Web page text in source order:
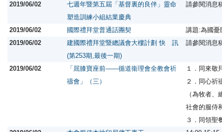
2019/06/02
七週年暨第五屆「基督裏的良伴」靈命
塑造訓練小組結業慶典
請參閱消息
2019/06/02 國際禮拜堂普通話團契
講題:為國
2019/06/02
建國際禮拜堂暨總議會大樓計劃 快 訊
(第253期,最後一期)
請參閱消息
2019/06/02
「屈膝寶座前——循道衞理會全教會祈
禱會」（三）
１．同來敬
２．同心祈
（為牧者
社會的服侍
３．同領